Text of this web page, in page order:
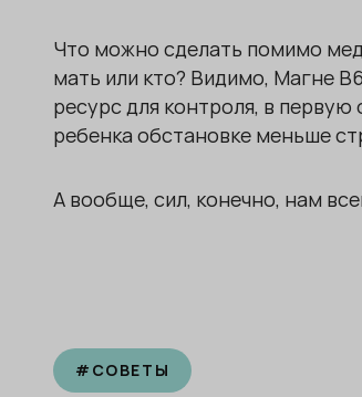
Что можно сделать помимо
мать или кто? Видимо, Магне
ресурс для контроля, в
ребенка обстановке меньше
А вообще, сил, конечно, нам
# СОВЕТЫ